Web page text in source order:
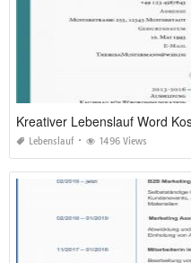
Kreativer Lebenslauf Word
Lebenslauf 1496 Views